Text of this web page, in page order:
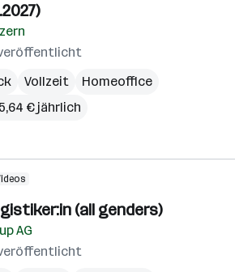
Vollzeit
Homeoffice
€ jährlich
(all genders)
AG